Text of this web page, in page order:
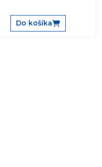
Do košíka